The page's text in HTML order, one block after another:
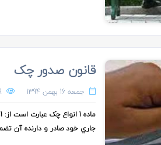
قانون صدور چک
جمعه 16 بهمن 1394
جاري خود صادر و دارنده آن